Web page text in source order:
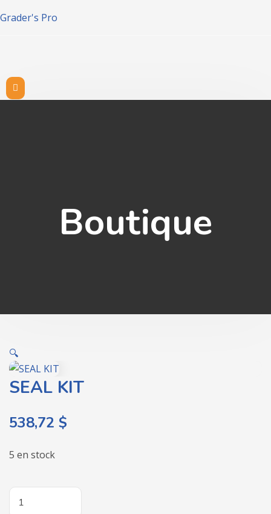
Grader's Pro
Boutique
🔍
SEAL KIT
538,72 $
5 en stock
quantité